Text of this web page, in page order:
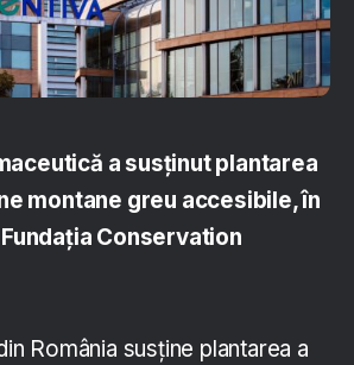
a susținut plantarea
montane greu accesibile, în
Conservation
România susține plantarea a